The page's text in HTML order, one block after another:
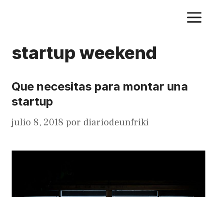
startup weekend
Que necesitas para montar una
startup
julio 8, 2018 por diariodeunfriki